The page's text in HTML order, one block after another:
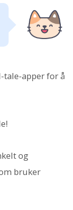
apper for å
og
bruker